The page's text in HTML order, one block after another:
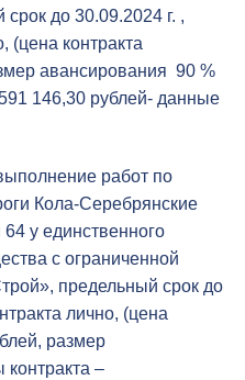
до 30.09.2024 г. ,
(цена контракта
авансирования 90 %
146,30 рублей- данные
работ по
Кола-Серебрянские
у единственного
с ограниченной
предельный срок до
лично, (цена
размер
–